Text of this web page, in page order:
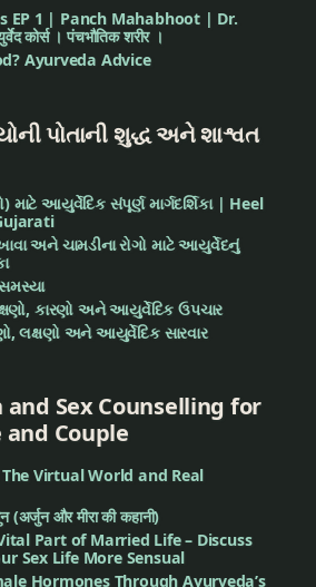
EP 1 | Panch Mahabhoot | Dr.
कोर्स । पंचभौतिक शरीर ।
Ayurveda Advice
પોતાની શુદ્ધ અને શાશ્વત
માટે આયુર્વેદિક સંપૂર્ણ માર્ગદર્શિકા | Heel
અને ચામડીના રોગો માટે આયુર્વેદનું
કારણો અને આયુર્વેદિક ઉપચાર
લક્ષણો અને આયુર્વેદિક સારવાર
and Sex Counselling for
and Couple
Virtual World and Real
(अर्जुन और मीरा की कहानी)
Part of Married Life – Discuss
Sex Life More Sensual
Hormones Through Ayurveda’s